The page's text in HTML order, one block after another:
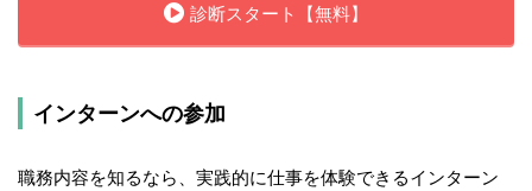
診断スタート【無料】
インターンへの参加
職務内容を知るなら、実践的に仕事を体験できるインターン